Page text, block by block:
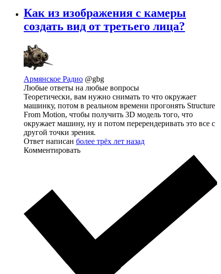
Как из изображения с камеры
создать вид от третьего лица?
Армянское Радио @gbg
Любые ответы на любые вопросы
Теоретически, вам нужно снимать то что окружает
машинку, потом в реальном времени прогонять Structure
From Motion, чтобы получить 3D модель того, что
окружает машину, ну и потом перерендеривать это все с
другой точки зрения.
Ответ написан более трёх лет назад
Комментировать